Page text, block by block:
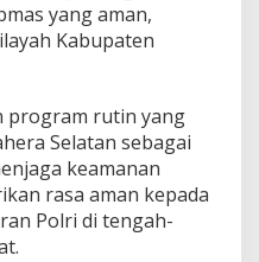
yang aman,
Kabupaten
program rutin yang
Selatan sebagai
keamanan
rasa aman kepada
Polri di tengah-